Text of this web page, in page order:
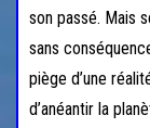
son passé. Mais
sans
piège d’une
d’anéantir la